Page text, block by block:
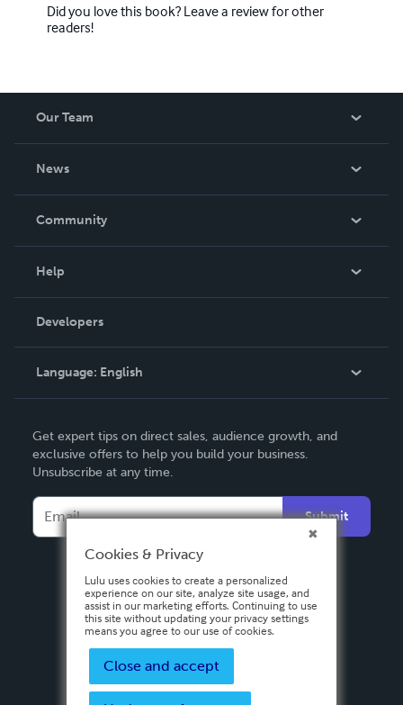
Did you love this book? Leave a review for other
readers!
Our Team
News
In The News
Community
Podcast
Help
Order Lookup
Knowledge Base
Contact Support
Developers
Language: English
Deutsch
Français
Italiano
Español
Get expert tips on direct sales, audience growth, and
exclusive offers to help you build your business.
Unsubscribe at any time.
Submit
Cookies & Privacy
Lulu uses cookies to create a personalized
experience on our site, analyze site usage, and
assist in our marketing efforts. Continuing to use
this site without updating your privacy settings
means you agree to our use of cookies.
Close and accept